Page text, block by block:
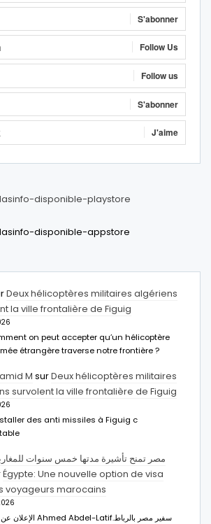
S'abonner
Follow Us
Follow us
S'abonner
J'aime
Deux hélicoptères militaires algériens
la ville frontalière de Figuig
on peut accepter qu’un hélicoptère
étrangère traverse notre frontière ?
M surDeux hélicoptères militaires
survolent la ville frontalière de Figuig
des anti missiles à Figuig c
مصر تمنح تأشيرة مدتها خمس سنوات
Égypte: Une nouvelle option de visa
voyageurs marocains